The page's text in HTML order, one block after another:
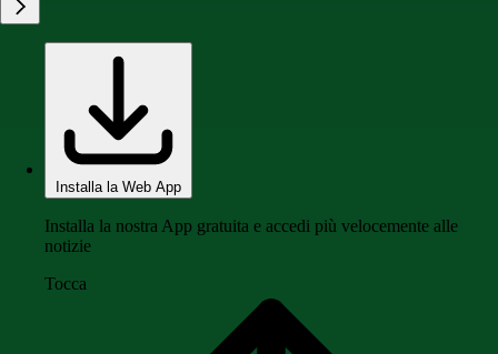
Installa la Web App
Installa la nostra App gratuita e accedi più velocemente alle
notizie
Tocca